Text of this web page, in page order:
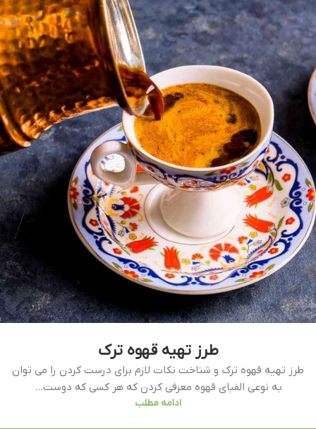
طرز تهیه قهوه ترک
طرز تهیه قهوه ترک و شناخت نکات لازم برای درست کردن را می توان
به نوعی الفبای قهوه معرفی کردن که هر کسی که دوست...
ادامه مطلب